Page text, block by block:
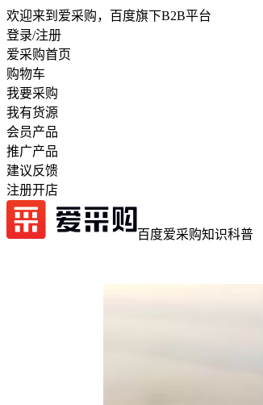
欢迎来到爱采购，百度旗下B2B平台
登录/注册
爱采购首页
购物车
我要采购
我有货源
会员产品
推广产品
建议反馈
注册开店
百度爱采购知识科普